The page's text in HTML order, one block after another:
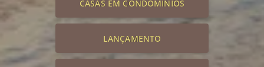
CASAS EM CONDOMÍNIOS
LANÇAMENTO